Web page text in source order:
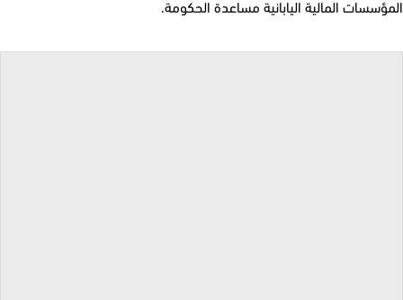
المؤسسات المالية اليابانية مساعدة الحكومة.